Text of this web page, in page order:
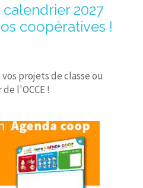
calendrier 2027
coopératives !
projets de classe ou
l'OCCE !